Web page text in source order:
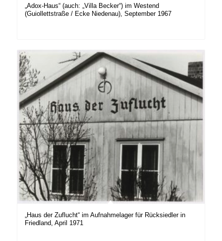
„Adox-Haus“ (auch: „Villa Becker“) im Westend
(Guiollettstraße / Ecke Niedenau), September 1967
„Haus der Zuflucht“ im Aufnahmelager für Rücksiedler in
Friedland, April 1971